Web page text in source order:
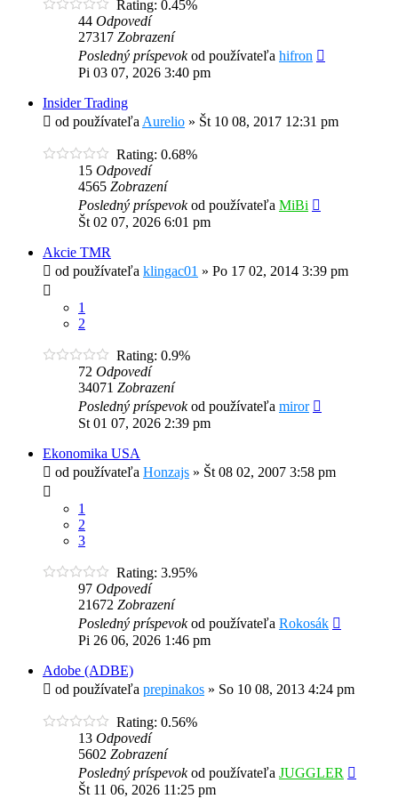
Rating: 0.45%
44 Odpovedí
27317 Zobrazení
Posledný príspevokod používateľa hifron
Pi 03 07, 2026 3:40 pm
Insider Trading
od používateľaAurelio » Št 10 08, 2017 12:31 pm
Rating: 0.68%
15 Odpovedí
4565 Zobrazení
Posledný príspevokod používateľa MiBi
Št 02 07, 2026 6:01 pm
Akcie TMR
od používateľa klingac01 » Po 17 02, 2014 3:39 pm
1
2
Rating: 0.9%
72 Odpovedí
34071 Zobrazení
Posledný príspevokod používateľa miror
St 01 07, 2026 2:39 pm
Ekonomika USA
od používateľa Honzajs » Št 08 02, 2007 3:58 pm
1
2
3
Rating: 3.95%
97 Odpovedí
21672 Zobrazení
Posledný príspevokod používateľa Rokosák
Pi 26 06, 2026 1:46 pm
Adobe (ADBE)
od používateľa prepinakos » So 10 08, 2013 4:24 pm
Rating: 0.56%
13 Odpovedí
5602 Zobrazení
Posledný príspevokod používateľa JUGGLER
Št 11 06, 2026 11:25 pm